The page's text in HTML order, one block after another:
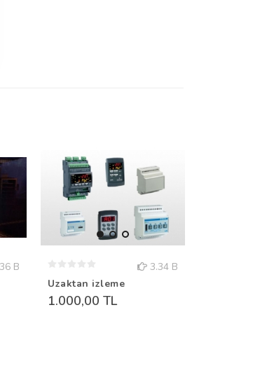
B
3.34 B
Uzaktan izleme
1.000,00 TL